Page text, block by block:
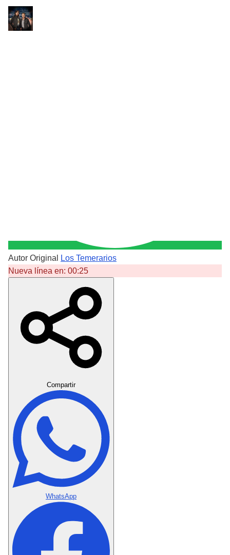
Autor Original
Los Temerarios
Nueva línea en: 00:25
Compartir
WhatsApp